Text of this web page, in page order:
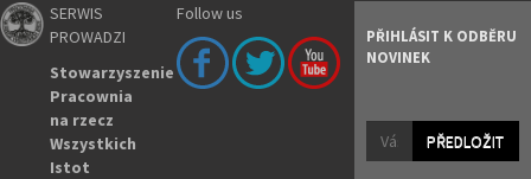
SERWIS
PROWADZI
Stowarzyszenie
Pracownia
na rzecz
Wszystkich
Istot
Follow us
PŘIHLÁSIT K ODBĚRU
NOVINEK
PŘEDLOŽIT